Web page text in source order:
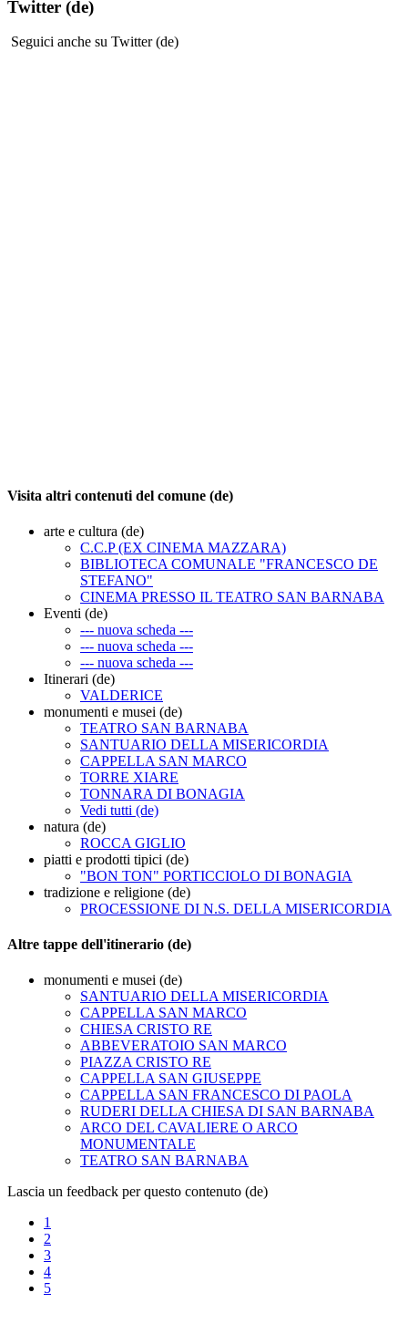
Twitter (de)
Seguici anche su Twitter (de)
Visita altri contenuti del comune (de)
arte e cultura (de)
C.C.P (EX CINEMA MAZZARA)
BIBLIOTECA COMUNALE "FRANCESCO DE
STEFANO"
CINEMA PRESSO IL TEATRO SAN BARNABA
Eventi (de)
--- nuova scheda ---
--- nuova scheda ---
--- nuova scheda ---
Itinerari (de)
VALDERICE
monumenti e musei (de)
TEATRO SAN BARNABA
SANTUARIO DELLA MISERICORDIA
CAPPELLA SAN MARCO
TORRE XIARE
TONNARA DI BONAGIA
Vedi tutti (de)
natura (de)
ROCCA GIGLIO
piatti e prodotti tipici (de)
"BON TON" PORTICCIOLO DI BONAGIA
tradizione e religione (de)
PROCESSIONE DI N.S. DELLA MISERICORDIA
Altre tappe dell'itinerario (de)
monumenti e musei (de)
SANTUARIO DELLA MISERICORDIA
CAPPELLA SAN MARCO
CHIESA CRISTO RE
ABBEVERATOIO SAN MARCO
PIAZZA CRISTO RE
CAPPELLA SAN GIUSEPPE
CAPPELLA SAN FRANCESCO DI PAOLA
RUDERI DELLA CHIESA DI SAN BARNABA
ARCO DEL CAVALIERE O ARCO
MONUMENTALE
TEATRO SAN BARNABA
Lascia un feedback per questo contenuto (de)
1
2
3
4
5